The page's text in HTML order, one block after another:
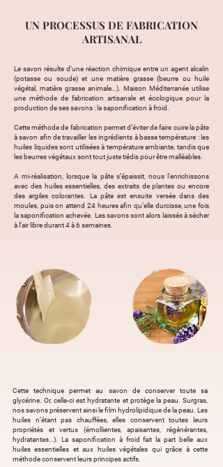
UN PROCESSUS DE FABRICATION
ARTISANAL
Le savon résulte d’une réaction chimique entre un agent alcalin
(potasse ou soude) et une matière grasse (beurre ou huile
végétal, matière grasse animale…). Maison Méditerranée utilise
une méthode de fabrication artisanale et écologique pour la
production de ses savons : la saponification à froid.
Cette méthode de fabrication permet d’éviter de faire cuire la pâte
à savon afin de travailler les ingrédients à basse température : les
huiles liquides sont utilisées à température ambiante, tandis que
les beurres végétaux sont tout juste tiédis pour être malléables.
A mi-réalisation, lorsque la pâte s’épaissit, nous l'enrichissons
avec des huiles essentielles, des extraits de plantes ou encore
des argiles colorantes. La pâte est ensuite versée dans des
moules, puis on attend 24 heures afin qu’elle durcisse, une fois
la saponification achevée. Les savons sont alors laissés à sécher
à l’air libre durant 4 à 6 semaines.
Cette technique permet au savon de conserver toute sa
glycérine. Or, celle-ci est hydratante et protège la peau. Surgras,
nos savons préservent ainsi le film hydrolipidique de la peau. Les
huiles n’étant pas chauffées, elles conservent toutes leurs
propriétés et vertus (émollientes, apaisantes, régénérantes,
hydratantes…). La saponification à froid fait la part belle aux
huiles essentielles et aux huiles végétales qui grâce à cette
méthode conservent leurs principes actifs.